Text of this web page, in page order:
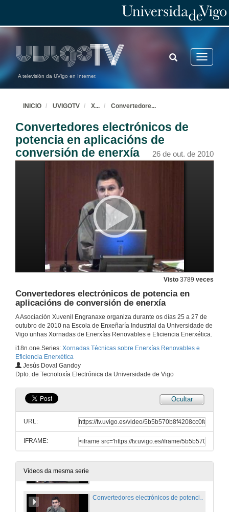
A televisión da UVigo en Internet
Toggle
TOGGLE
SEARCH
INICIO UVIGOTV X... Convertedore...
Convertedores electrónicos de
potencia en aplicacións de
conversión de enerxía
26 de out. de 2010
Visto 3789 veces
Convertedores electrónicos de potencia en
aplicacións de conversión de enerxía
A Asociación Xuvenil Engranaxe organiza durante os días 25 a 27 de
outubro de 2010 na Escola de Enxeñaría Industrial da Universidade de
Vigo unhas Xornadas de Enerxías Renovables e Eficiencia Enerxética.
i18n.one.Series: Xornadas Técnicas sobre Enerxías Renovables e
Eficiencia Enerxética
Jesús Doval Gandoy
Dpto. de Tecnoloxía Electrónica da Universidade de Vigo
Ocultar
URL:
IFRAME:
Vídeos da mesma serie
Variadores de velocidade
25 de out. de 2010
Quenda de preguntas
Toyota&Lexus Hybrid Synergy Drive tecnoloxía 100% híbrida
25 de out. de 2010
25 de out. de 2010
Eficiencia Enerxética en Edificacións Existentes
25 de out. de 2010
Eficiencia no transporte
Convertedores electrónicos de potencia en aplicacións de conversión de enerxía